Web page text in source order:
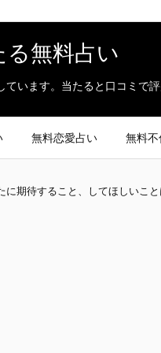
無料占い
います。当たると口コミで
無料恋愛占い 無料
に期待すること、してほしいこと